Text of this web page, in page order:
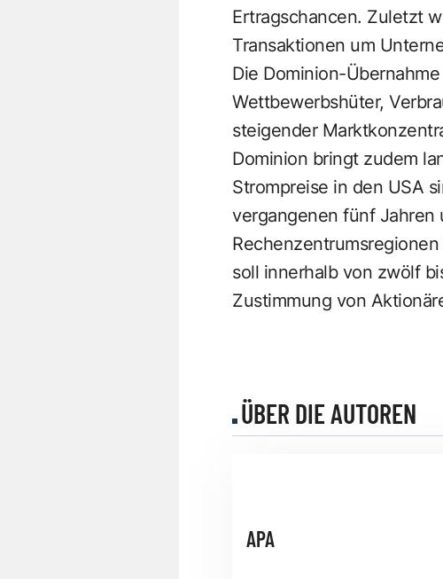
Ertragschancen. Zuletzt
Transaktionen um
Die Dominion-
Wettbewerbshüter,
steigender
Dominion bringt zudem
Strompreise in den USA
vergangenen fünf
soll innerhalb von zwölf
Zustimmung von
ÜBER DIE AUTOREN
APA